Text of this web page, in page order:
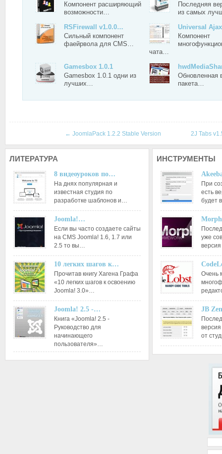
Компонент расширяющий
возможности…
Последняя
из самых
RSFirewall v1.0.0…
Сильный компонент
фаейрвола для CMS…
Universal
Компонент
чата…
Gamesbox 1.0.1
Gamesbox 1.0.1 одни из
лучших…
Обновленная
пакета…
← JoomlaPack 1.2.2 Stable Version 2J Tabs
ЛИТЕРАТУРА
8 видеоуроков по…
На днях популярная и
известная студия по
разработке шаблонов и…
Joomla!…
Если вы часто создаете сайты
на CMS Joomla! 1.6, 1.7 или
2.5 то вы…
10 легких шагов к…
Прочитав книгу Хагена Графа
«10 легких шагов к освоению
Joomla! 3.0»…
Joomla! 2.5 -…
Книга «Joomla! 2.5 -
Руководство для
начинающего
пользователя»…
ИНСТРУМЕНТЫ
При
есть
будет
уже
Очень
JB
от